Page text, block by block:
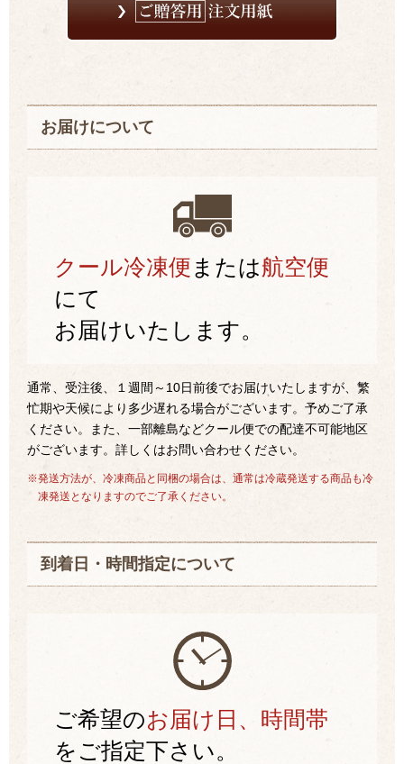
お届けについて
クール冷凍便 または航空便
にて
お届けいたします。
通常、受注後、１週間～10日前後でお届けいたしますが、繁
忙期や天候により多少遅れる場合がございます。予めご了承
ください。また、一部離島などクール便での配達不可能地区
がございます。詳しくはお問い合わせください。
※発送方法が、冷凍商品と同梱の場合は、通常は冷蔵発送する商品も冷
凍発送となりますのでご了承ください。
到着日・時間指定について
ご希望のお届け日、時間帯
をご指定下さい。